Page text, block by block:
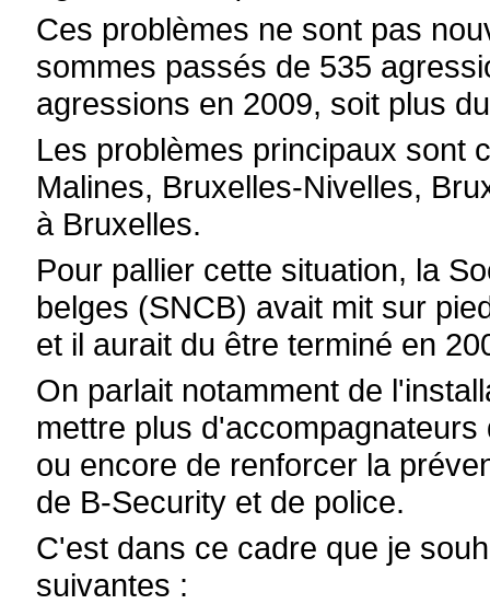
Ces problèmes ne sont pas
sommes passés de 535
agressions en 2009, soit plus
Les problèmes principaux sont
Malines, Bruxelles-Nivelles,
à Bruxelles.
Pour pallier cette situation, la
belges (SNCB) avait mit sur
et il aurait du être terminé en
On parlait notamment de
mettre plus
ou encore de renforcer la
de B-Security et de police.
C'est dans ce cadre que je
suivantes :